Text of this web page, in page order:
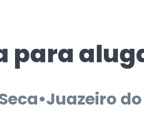
para
•Juazeiro